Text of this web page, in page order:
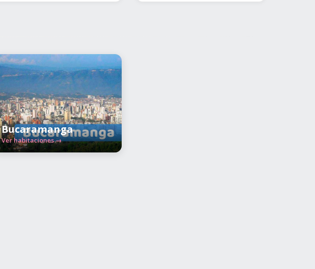
Bucaramanga
Ver habitaciones →